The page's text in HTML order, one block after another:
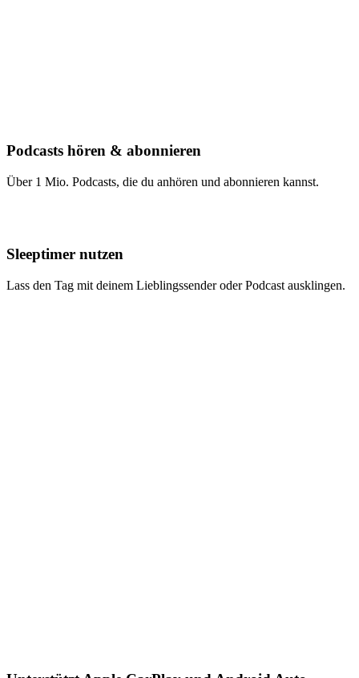
Podcasts hören & abonnieren
Über 1 Mio. Podcasts, die du anhören und abonnieren kannst.
Sleeptimer nutzen
Lass den Tag mit deinem Lieblingssender oder Podcast ausklingen.